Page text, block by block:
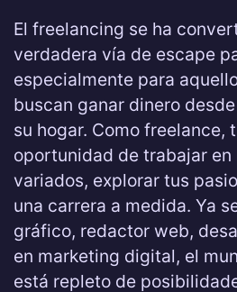
El freelancing se ha
verdadera vía de escape
especialmente para
buscan ganar dinero
su hogar. Como freelance,
oportunidad de trabajar
variados, explorar tus
una carrera a medida. Ya
gráfico, redactor web,
en marketing digital, el
está repleto de